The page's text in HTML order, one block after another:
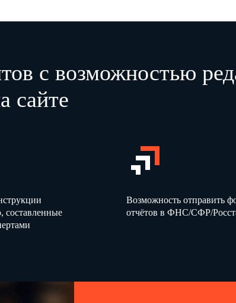
с возможностью
сайте
составленные
Возможность отправить
отчётов в ФНС/СФР/